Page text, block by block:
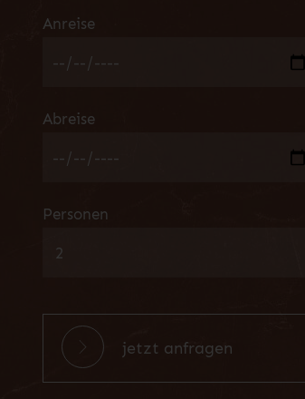
Anreise
Abreise
Personen
jetzt anfragen